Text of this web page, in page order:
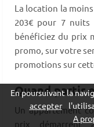
La location la
203€ pour 7 nuits
bénéficiez du prix
promo, sur votre
promotions sur
Quand partir
Un appartement
prix démarrent
En poursuivant la
accepter
A